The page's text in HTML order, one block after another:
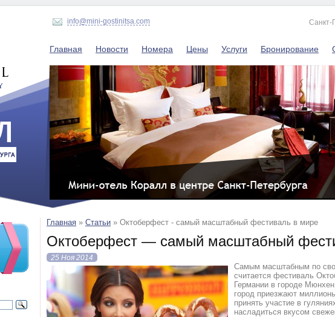
info@mini-gostinitsa.com Санкт-
Главная Новости Номера Цены Услуги Бронирование
Главная » Статьи » Октоберфест - самый масштабный фестиваль в мире
Октоберфест — самый масштабный
25 Ноя 2014
Самым масштабным по
считается фестиваль
Германии в городе
город приезжают
принять участие в
насладиться вкусом